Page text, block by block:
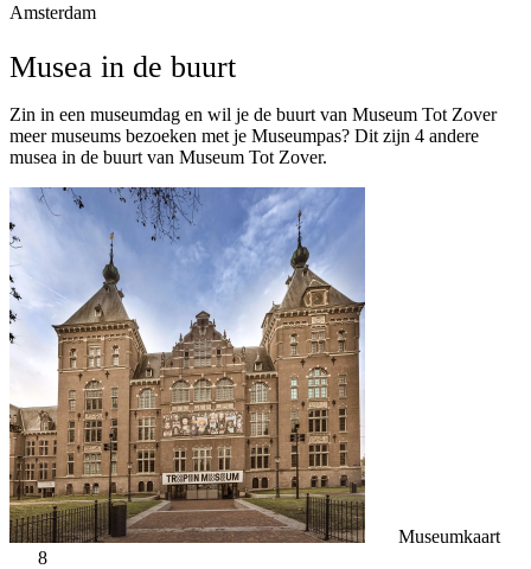
Amsterdam
Musea in de buurt
Zin in een museumdag en wil je de buurt van Museum Tot Zover
meer museums bezoeken met je Museumpas? Dit zijn 4 andere
musea in de buurt van Museum Tot Zover.
Museumkaart
8